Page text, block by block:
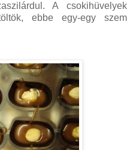
A csokihüvelyek
ebbe egy-egy szem